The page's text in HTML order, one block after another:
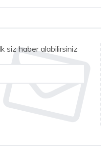
siz haber alabilirsiniz